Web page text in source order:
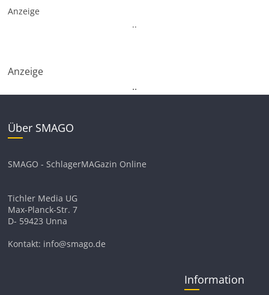
Anzeige
..
Anzeige
..
Über SMAGO
SMAGO - SchlagerMAGazin Online
Tichler Media UG
Max-Planck-Str. 7
D- 59423 Unna
Kontakt: info@smago.de
Information